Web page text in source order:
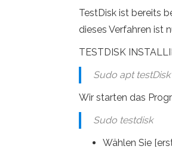
TestDisk ist bereits
dieses Verfahren ist
TESTDISK
Sudo apt
Wir starten das
Sudo testdisk
Wählen Sie